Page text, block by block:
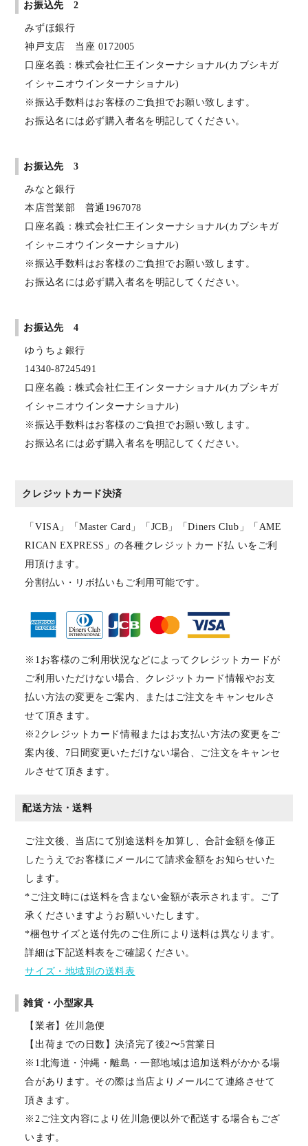
お振込先 2
みずほ銀行
神戸支店 当座 0172005
口座名義：株式会社仁王インターナショナル(カブシキガ
イシャニオウインターナショナル)
※振込手数料はお客様のご負担でお願い致します。
お振込名には必ず購入者名を明記してください。
お振込先 3
みなと銀行
本店営業部 普通1967078
口座名義：株式会社仁王インターナショナル(カブシキガ
イシャニオウインターナショナル)
※振込手数料はお客様のご負担でお願い致します。
お振込名には必ず購入者名を明記してください。
お振込先 4
ゆうちょ銀行
14340-87245491
口座名義：株式会社仁王インターナショナル(カブシキガ
イシャニオウインターナショナル)
※振込手数料はお客様のご負担でお願い致します。
お振込名には必ず購入者名を明記してください。
クレジットカード決済
「VISA」「Master Card」「JCB」「Diners Club」「AME
RICAN EXPRESS」の各種クレジットカード払 いをご利
用頂けます。
分割払い・リボ払いもご利用可能です。
※1お客様のご利用状況などによってクレジットカードが
ご利用いただけない場合、クレジットカード情報やお支
払い方法の変更をご案内、またはご注文をキャンセルさ
せて頂きます。
※2クレジットカード情報またはお支払い方法の変更をご
案内後、7日間変更いただけない場合、ご注文をキャンセ
ルさせて頂きます。
配送方法・送料
ご注文後、当店にて別途送料を加算し、合計金額を修正
したうえでお客様にメールにて請求金額をお知らせいた
します。
*ご注文時には送料を含まない金額が表示されます。ご了
承くださいますようお願いいたします。
*梱包サイズと送付先のご住所により送料は異なります。
詳細は下記送料表をご確認ください。
サイズ・地域別の送料表
雑貨・小型家具
【業者】佐川急便
【出荷までの日数】決済完了後2〜5営業日
※1北海道・沖縄・離島・一部地域は追加送料がかかる場
合があります。その際は当店よりメールにて連絡させて
頂きます。
※2ご注文内容により佐川急便以外で配送する場合もござ
います。